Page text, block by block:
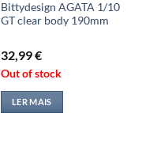
Bittydesign AGATA 1/10
GT clear body 190mm
32,99€
Out of stock
LER MAIS